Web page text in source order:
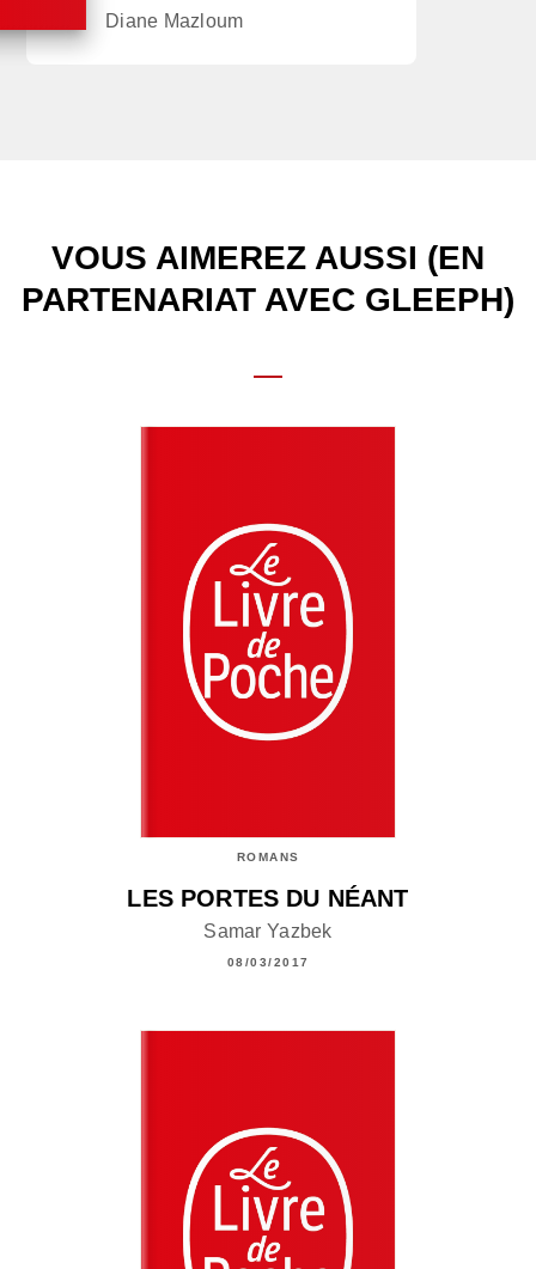
Diane Mazloum
VOUS AIMEREZ AUSSI (EN
PARTENARIAT AVEC GLEEPH)
ROMANS
LES PORTES DU NÉANT
Samar Yazbek
08/03/2017